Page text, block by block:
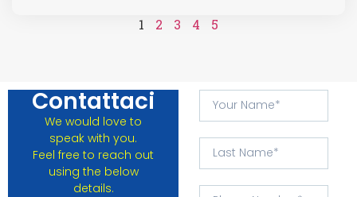
1 2 3 4 5
Contattaci
We would love to
speak with you.
Feel free to reach out
using the below
details.